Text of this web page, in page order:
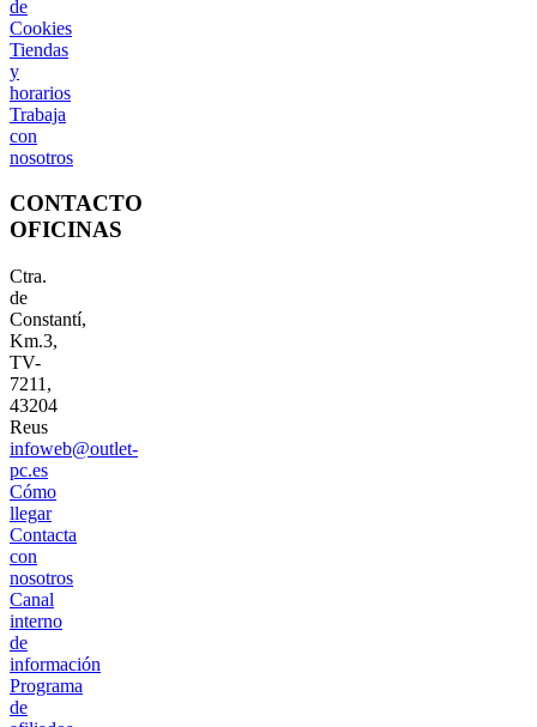
de
Cookies
Tiendas
y
horarios
Trabaja
con
nosotros
CONTACTO
OFICINAS
Ctra.
de
Constantí,
Km.3,
TV-
7211,
43204
Reus
infoweb@outlet-
pc.es
Cómo
llegar
Contacta
con
nosotros
Canal
interno
de
información
Programa
de